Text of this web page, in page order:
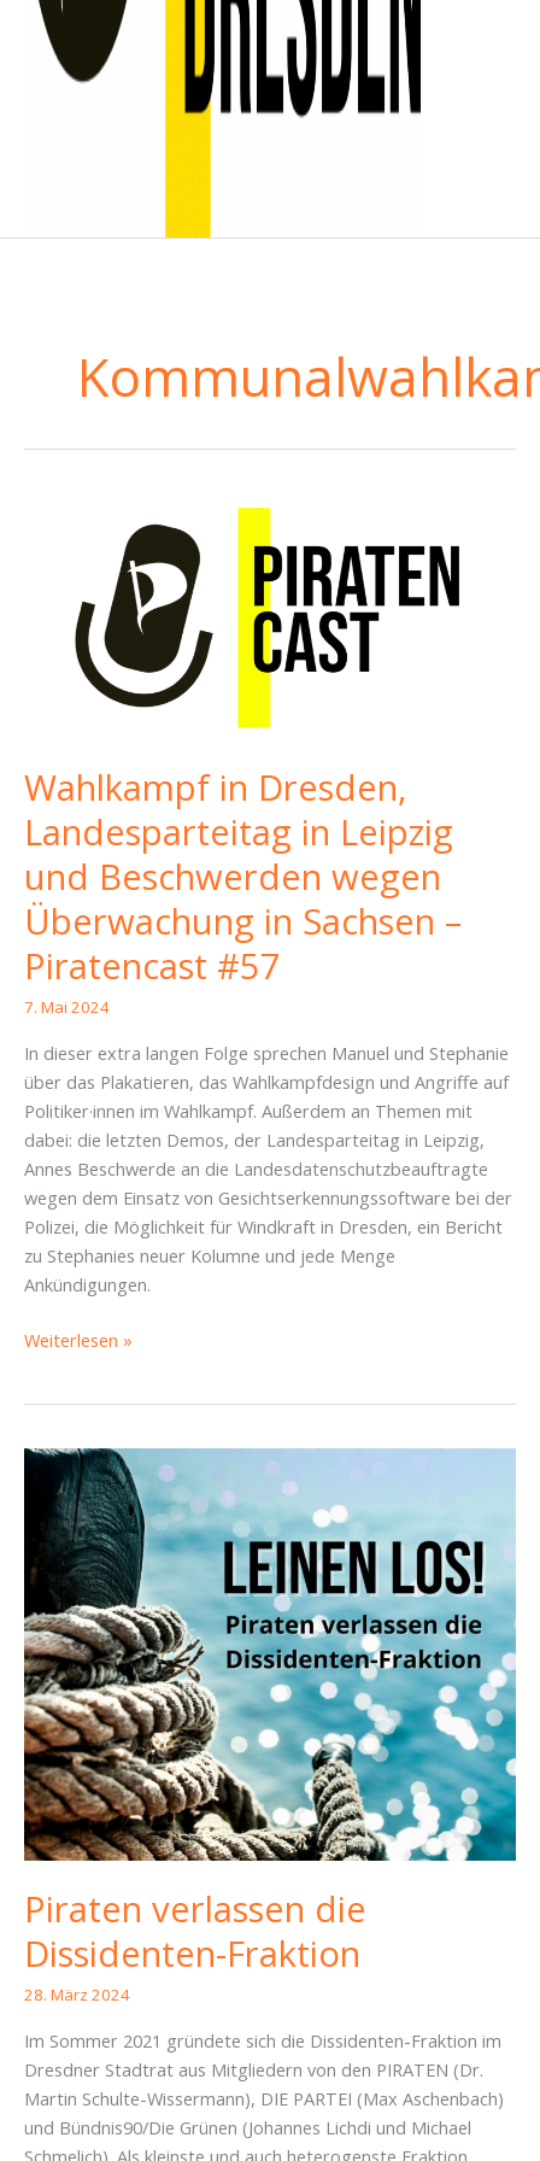
Wahlkampf in Dresden,
Landesparteitag in Leipzig
und Beschwerden wegen
Überwachung in Sachsen –
Piratencast #57
7. Mai 2024
In dieser extra langen Folge sprechen Manuel und Stephanie
über das Plakatieren, das Wahlkampfdesign und Angriffe auf
Politiker·innen im Wahlkampf. Außerdem an Themen mit
dabei: die letzten Demos, der Landesparteitag in Leipzig,
Annes Beschwerde an die Landesdatenschutzbeauftragte
wegen dem Einsatz von Gesichtserkennungssoftware bei der
Polizei, die Möglichkeit für Windkraft in Dresden, ein Bericht
zu Stephanies neuer Kolumne und jede Menge
Ankündigungen.
Wahlkampf
in
Leipzig
Beschwerden
wegen
Überwachung
in
Sachsen
–
Piratencast
#57
Weiterlesen »
Piraten verlassen die
Dissidenten-Fraktion
28. März 2024
Im Sommer 2021 gründete sich die Dissidenten-Fraktion im
Dresdner Stadtrat aus Mitgliedern von den PIRATEN (Dr.
Martin Schulte-Wissermann), DIE PARTEI (Max Aschenbach)
und Bündnis90/Die Grünen (Johannes Lichdi und Michael
Schmelich). Als kleinste und auch heterogenste Fraktion